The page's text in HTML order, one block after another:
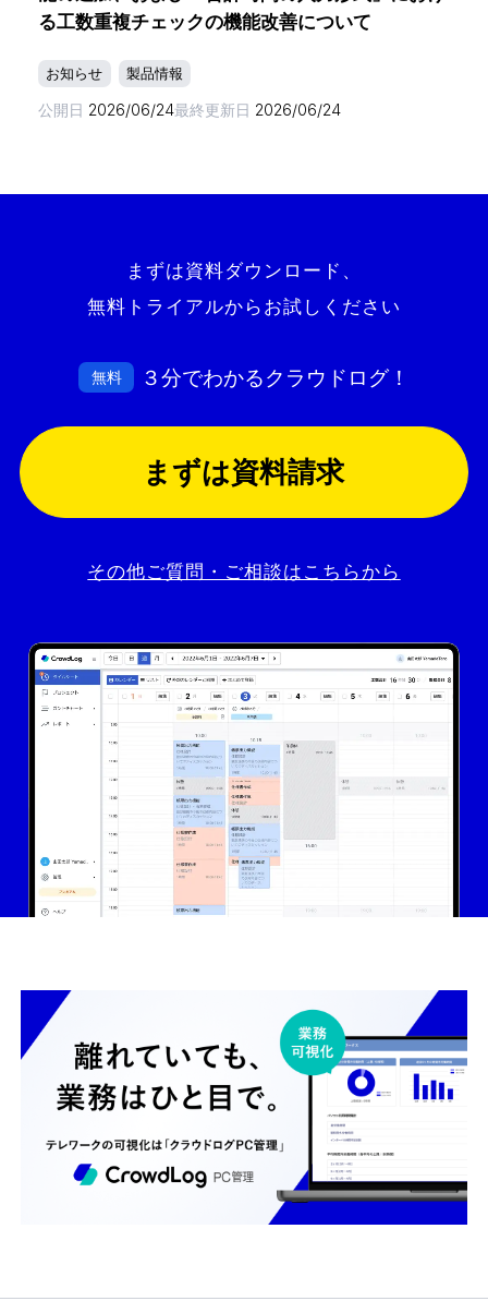
る工数重複チェックの機能改善について
お知らせ 製品情報
公開日 2026/06/24最終更新日 2026/06/24
まずは資料ダウンロード、
無料トライアルからお試しください
無料 ３分でわかるクラウドログ！
まずは資料請求
その他ご質問・ご相談はこちらから